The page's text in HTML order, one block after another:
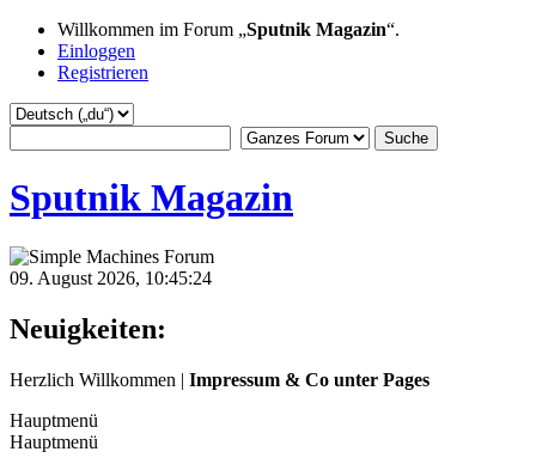
Willkommen im Forum „Sputnik Magazin“.
Einloggen
Registrieren
Sputnik Magazin
09. August 2026, 10:45:24
Neuigkeiten:
Herzlich Willkommen | Impressum & Co unter Pages
Hauptmenü
Hauptmenü
Bastian:
2024-08-31, 07:34:39